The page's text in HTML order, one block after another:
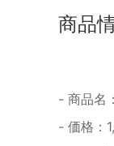
商品
- 商品名
- 価格：